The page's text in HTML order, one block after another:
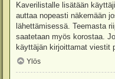
Kaverilistalle lisätään
auttaa nopeasti näkemään
lähettämisessä. Teemasta
saatetaan myös korostaa.
käyttäjän kirjoittamat viestit
Ylös